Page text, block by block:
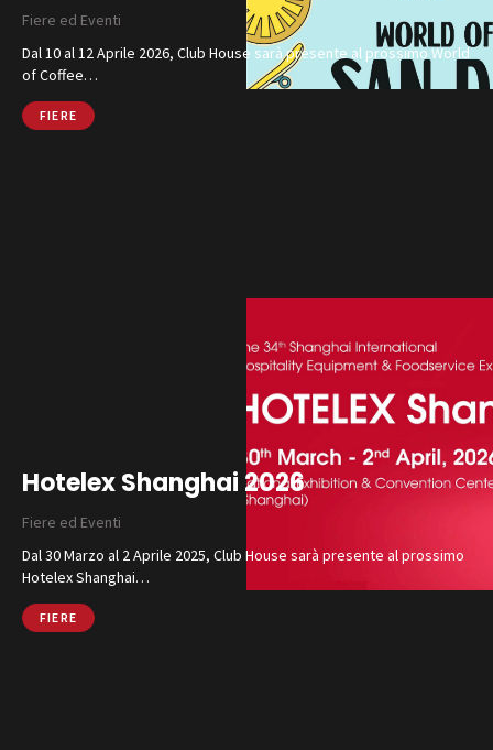
Fiere ed Eventi
Dal 10 al 12 Aprile 2026, Club House sarà presente al prossimo World
of Coffee…
FIERE
Hotelex Shanghai 2026
Fiere ed Eventi
Dal 30 Marzo al 2 Aprile 2025, Club House sarà presente al prossimo
Hotelex Shanghai…
FIERE